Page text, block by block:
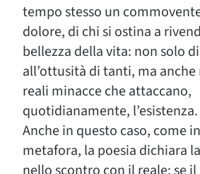
tempo stesso un
dolore, di chi si ostina a
bellezza della vita: non solo
all’ottusità di tanti, ma
reali minacce che attaccano,
quotidianamente, l’esistenza.
Anche in questo caso, come
metafora, la poesia dichiara